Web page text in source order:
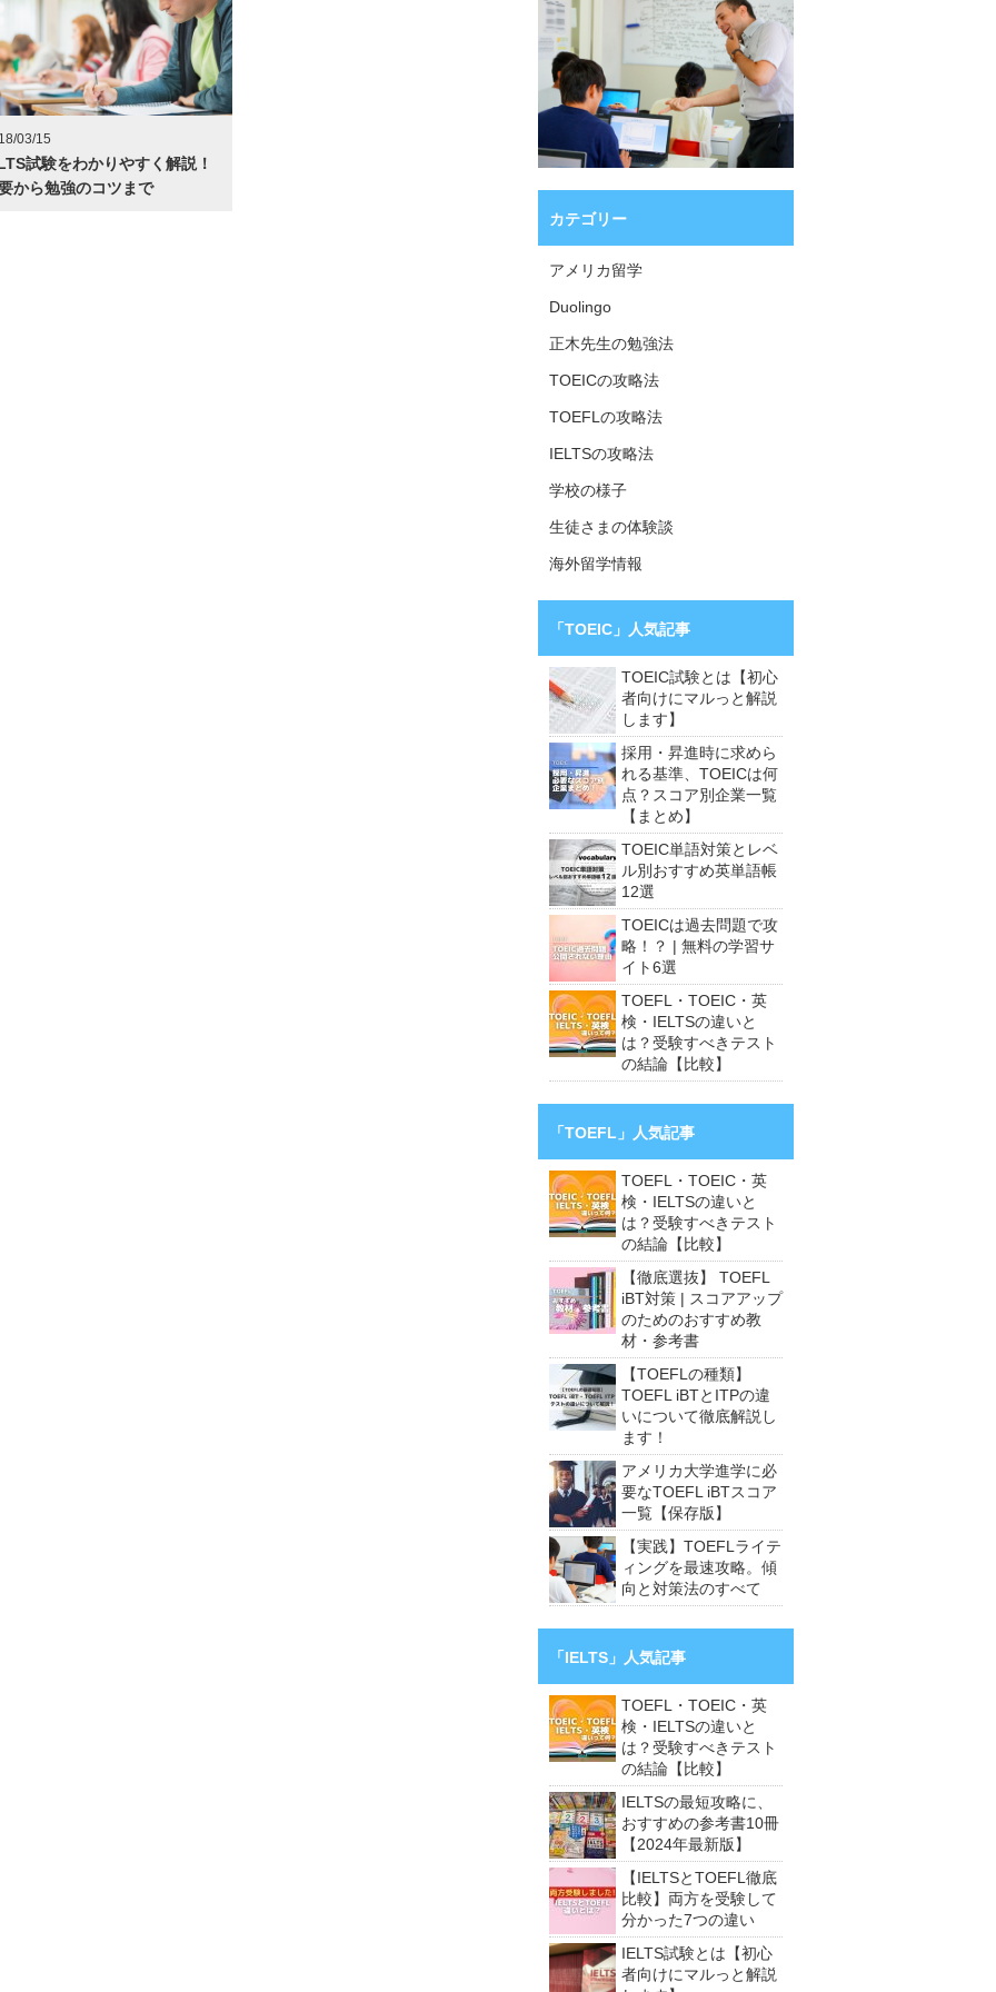
03/15
試験をわかりやすく解説！
から勉強のコツまで
カテゴリー
アメリカ留学
Duolingo
正木先生の勉強法
TOEICの攻略法
TOEFLの攻略法
IELTSの攻略法
学校の様子
生徒さまの体験談
海外留学情報
「TOEIC」人気記事
TOEIC試験とは【初心
者向けにマルっと解説
します】
採用・昇進時に求めら
れる基準、TOEICは何
点？スコア別企業一覧
【まとめ】
TOEIC単語対策とレベ
ル別おすすめ英単語帳
12選
TOEICは過去問題で攻
略！？ | 無料の学習サ
イト6選
TOEFL・TOEIC・英
検・IELTSの違いと
は？受験すべきテスト
の結論【比較】
「TOEFL」人気記事
TOEFL・TOEIC・英
検・IELTSの違いと
は？受験すべきテスト
の結論【比較】
【徹底選抜】 TOEFL
iBT対策 | スコアアップ
のためのおすすめ教
材・参考書
【TOEFLの種類】
TOEFL iBTとITPの違
いについて徹底解説し
ます！
アメリカ大学進学に必
要なTOEFL iBTスコア
一覧【保存版】
【実践】TOEFLライテ
ィングを最速攻略。傾
向と対策法のすべて
「IELTS」人気記事
TOEFL・TOEIC・英
検・IELTSの違いと
は？受験すべきテスト
の結論【比較】
IELTSの最短攻略に、
おすすめの参考書10冊
【2024年最新版】
【IELTSとTOEFL徹底
比較】両方を受験して
分かった7つの違い
IELTS試験とは【初心
者向けにマルっと解説